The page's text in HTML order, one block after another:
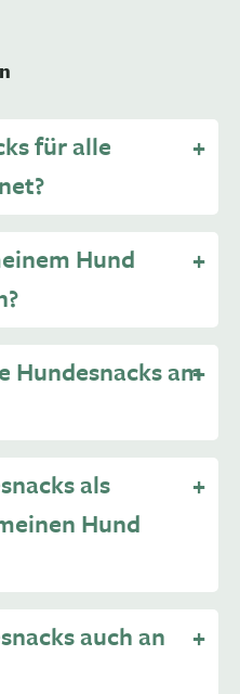
für alle
Hund
Hundesnacks am
als
Hund
auch an